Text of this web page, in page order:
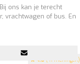
4.8 (41 meningen)
ons kan je terecht
vrachtwagen of bus. En